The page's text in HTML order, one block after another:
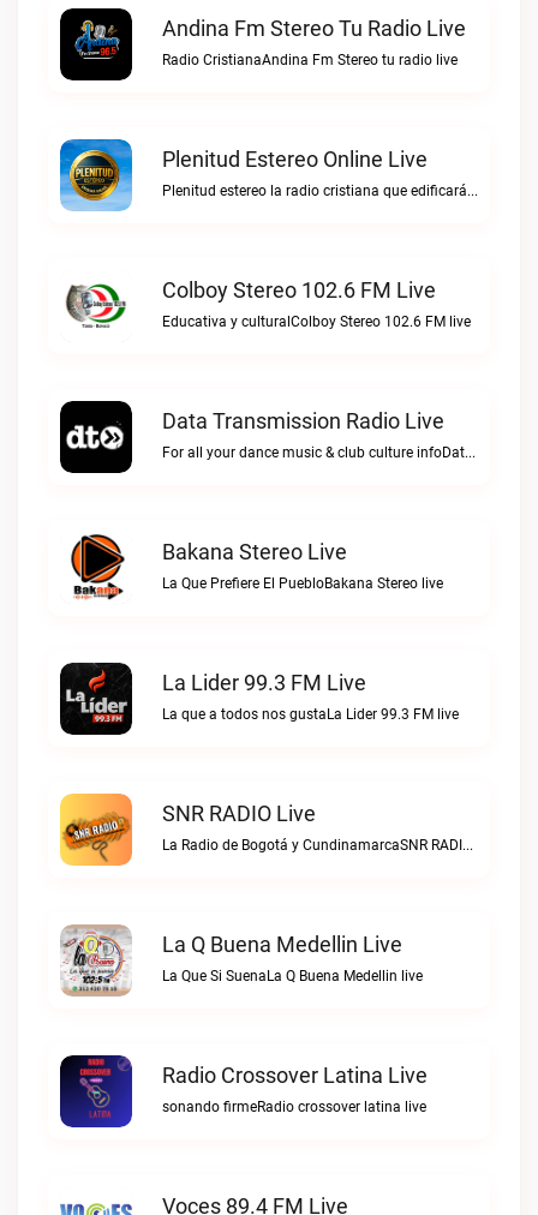
Andina Fm Stereo Tu Radio Live
Radio CristianaAndina Fm Stereo tu radio live
Plenitud Estereo Online Live
Plenitud estereo la radio cristiana que edificará tu vida.Plenitud Estereo Online live
Colboy Stereo 102.6 FM Live
Educativa y culturalColboy Stereo 102.6 FM live
Data Transmission Radio Live
For all your dance music & club culture infoData Transmission Radio live
Bakana Stereo Live
La Que Prefiere El PuebloBakana Stereo live
La Lider 99.3 FM Live
La que a todos nos gustaLa Lider 99.3 FM live
SNR RADIO Live
La Radio de Bogotá y CundinamarcaSNR RADIO live
La Q Buena Medellin Live
La Que Si SuenaLa Q Buena Medellin live
Radio Crossover Latina Live
sonando firmeRadio crossover latina live
Voces 89.4 FM Live